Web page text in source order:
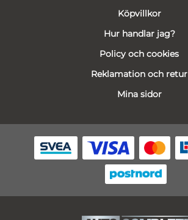
Köpvillkor
Hur handlar jag?
Policy och cookies
Reklamation och retur
Mina sidor